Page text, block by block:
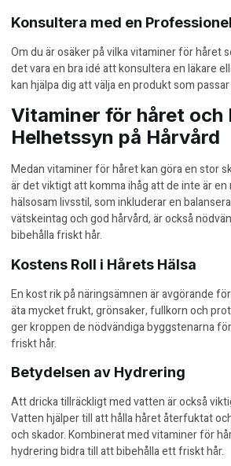
Konsultera med en
Om du är osäker på vilka vitaminer för håret
det vara en bra idé att konsultera en läkare
kan hjälpa dig att välja en produkt som
Vitaminer för håret och
Helhetssyn på Hårvård
Medan vitaminer för håret kan göra en stor
är det viktigt att komma ihåg att de inte är en
hälsosam livsstil, som inkluderar en
vätskeintag och god hårvård, är också
bibehålla friskt hår.
Kostens Roll i Hårets Hälsa
En kost rik på näringsämnen är avgörande
äta mycket frukt, grönsaker, fullkorn och
ger kroppen de nödvändiga byggstenarna
friskt hår.
Betydelsen av Hydrering
Att dricka tillräckligt med vatten är också
Vatten hjälper till att hålla håret återfuktat
och skador. Kombinerat med vitaminer för
hydrering bidra till att bibehålla ett friskt hår.